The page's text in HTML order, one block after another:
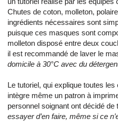
Chutes de coton, molleton,
ingrédients nécessaires sont
puisque ces masques sont
molleton disposé entre deux
il est recommandé de laver le
domicile à 30°C avec du
Le tutoriel, qui explique toutes
intègre même un patron à
personnel soignant ont décidé de
essayer d’en faire, même si ce